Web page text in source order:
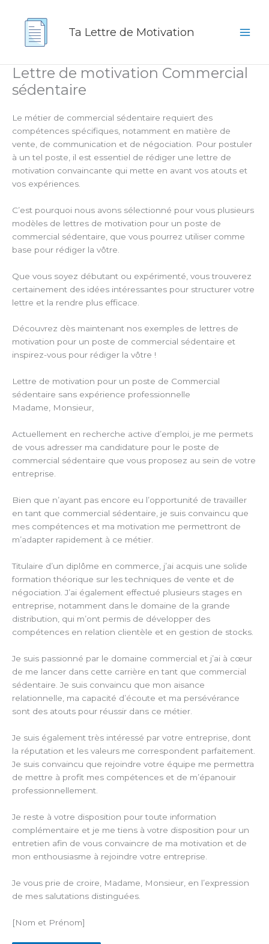
contenu
Ta Lettre de Motivation
Lettre de motivation Commercial
sédentaire
Le métier de commercial sédentaire requiert des
compétences spécifiques, notamment en matière de
vente, de communication et de négociation. Pour postuler
à un tel poste, il est essentiel de rédiger une lettre de
motivation convaincante qui mette en avant vos atouts et
vos expériences.
C’est pourquoi nous avons sélectionné pour vous plusieurs
modèles de lettres de motivation pour un poste de
commercial sédentaire, que vous pourrez utiliser comme
base pour rédiger la vôtre.
Que vous soyez débutant ou expérimenté, vous trouverez
certainement des idées intéressantes pour structurer votre
lettre et la rendre plus efficace.
Découvrez dès maintenant nos exemples de lettres de
motivation pour un poste de commercial sédentaire et
inspirez-vous pour rédiger la vôtre !
Lettre de motivation pour un poste de Commercial
sédentaire sans expérience professionnelle
Madame, Monsieur,
Actuellement en recherche active d’emploi, je me permets
de vous adresser ma candidature pour le poste de
commercial sédentaire que vous proposez au sein de votre
entreprise.
Bien que n’ayant pas encore eu l’opportunité de travailler
en tant que commercial sédentaire, je suis convaincu que
mes compétences et ma motivation me permettront de
m’adapter rapidement à ce métier.
Titulaire d’un diplôme en commerce, j’ai acquis une solide
formation théorique sur les techniques de vente et de
négociation. J’ai également effectué plusieurs stages en
entreprise, notamment dans le domaine de la grande
distribution, qui m’ont permis de développer des
compétences en relation clientèle et en gestion de stocks.
Je suis passionné par le domaine commercial et j’ai à cœur
de me lancer dans cette carrière en tant que commercial
sédentaire. Je suis convaincu que mon aisance
relationnelle, ma capacité d’écoute et ma persévérance
sont des atouts pour réussir dans ce métier.
Je suis également très intéressé par votre entreprise, dont
la réputation et les valeurs me correspondent parfaitement.
Je suis convaincu que rejoindre votre équipe me permettra
de mettre à profit mes compétences et de m’épanouir
professionnellement.
Je reste à votre disposition pour toute information
complémentaire et je me tiens à votre disposition pour un
entretien afin de vous convaincre de ma motivation et de
mon enthousiasme à rejoindre votre entreprise.
Je vous prie de croire, Madame, Monsieur, en l’expression
de mes salutations distinguées.
[Nom et Prénom]